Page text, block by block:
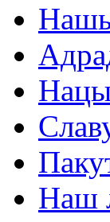
Нашы
Наш